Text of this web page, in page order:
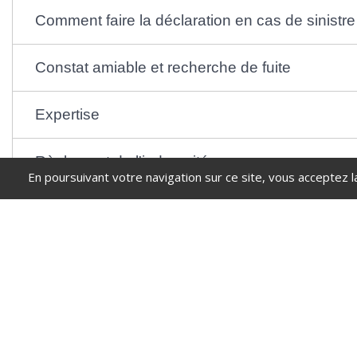
Comment faire la déclaration en cas de
Constat amiable et recherche de fuite
Expertise
Règlement de l'indemnité
En poursuivant votre navigation sur ce site, vous